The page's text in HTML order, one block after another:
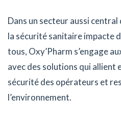
Dans un secteur aussi
la sécurité sanitaire impacte
tous, Oxy’Pharm s’engage
avec des solutions qui
sécurité des opérateurs et
l’environnement.